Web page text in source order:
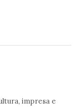
impresa e